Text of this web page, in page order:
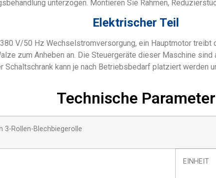
unterzogen. Montieren Sie Rahmen,
Elektrischer Teil
V/50 Hz Wechselstromversorgung, ein Hauptmotor treibt
zum Anheben an. Die Steuergeräte dieser Maschine
kann je nach Betriebsbedarf platziert werden
Technische Parameter
3-Rollen-Blechbiegerolle
EINHEIT